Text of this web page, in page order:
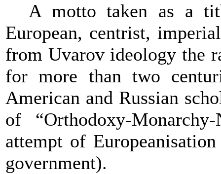
A motto taken as a
European, centrist,
from Uvarov ideology the
for more than two
American and Russian
of “Orthodoxy-
attempt of
government).